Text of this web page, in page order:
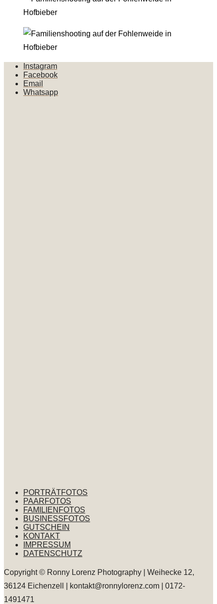
Instagram
Facebook
Email
Whatsapp
PORTRÄTFOTOS
PAARFOTOS
FAMILIENFOTOS
BUSINESSFOTOS
GUTSCHEIN
KONTAKT
IMPRESSUM
DATENSCHUTZ
Copyright © Ronny Lorenz Photography | Weihecke 12,
36124 Eichenzell | kontakt@ronnylorenz.com | 0172-
1491471